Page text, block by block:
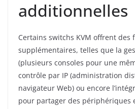
additionnelles
Certains switchs KVM offrent des
supplémentaires, telles que la
(plusieurs consoles pour une
contrôle par IP (administration
navigateur Web) ou encore
pour partager des périphériques